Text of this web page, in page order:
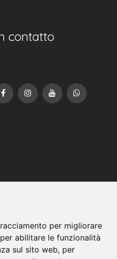
per migliorare
per abilitare le funzionalità
sul sito web, per
contatto